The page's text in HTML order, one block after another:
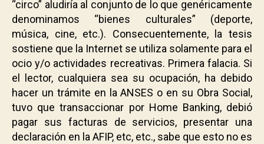
“circo” aludiría al conjunto de lo que genéricamente
denominamos “bienes culturales” (deporte,
música, cine, etc.). Consecuentemente, la tesis
sostiene que la Internet se utiliza solamente para el
ocio y/o actividades recreativas. Primera falacia. Si
el lector, cualquiera sea su ocupación, ha debido
hacer un trámite en la ANSES o en su Obra Social,
tuvo que transaccionar por Home Banking, debió
pagar sus facturas de servicios, presentar una
declaración en la AFIP, etc, etc., sabe que esto no es